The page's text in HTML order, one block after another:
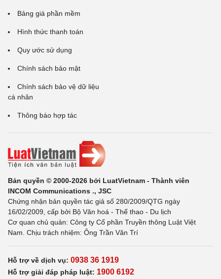
Bảng giá phần mềm
Hình thức thanh toán
Quy ước sử dụng
Chính sách bảo mật
Chính sách bảo vệ dữ liệu
cá nhân
Thông báo hợp tác
Bản quyền © 2000-2026 bởi LuatVietnam - Thành viên
INCOM Communications ., JSC
Chứng nhận bản quyền tác giả số 280/2009/QTG ngày
16/02/2009, cấp bởi Bộ Văn hoá - Thể thao - Du lịch
Cơ quan chủ quản: Công ty Cổ phần Truyền thông Luật Việt
Nam. Chịu trách nhiệm: Ông Trần Văn Trí
Hỗ trợ về dịch vụ: 0938 36 1919
Hỗ trợ giải đáp pháp luật: 1900 6192